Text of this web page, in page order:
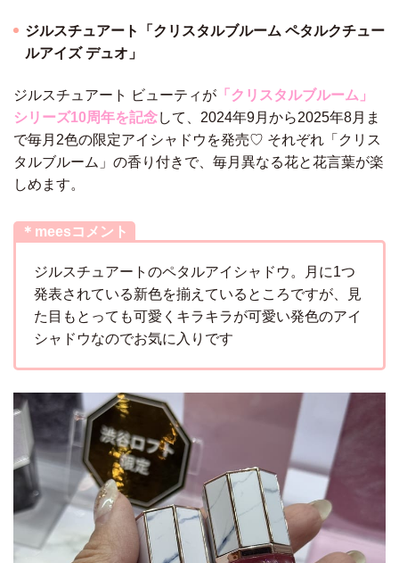
ジルスチュアート「クリスタルブルーム ペタルクチュー
ルアイズ デュオ」
ジルスチュアート ビューティが 「クリスタルブルーム」
シリーズ10周年を記念して、2024年9月から2025年8月ま
で毎月2色の限定アイシャドウを発売♡ それぞれ「クリス
タルブルーム」の香り付きで、毎月異なる花と花言葉が楽
しめます。
＊meesコメント
ジルスチュアートのペタルアイシャドウ。月に1つ
発表されている新色を揃えているところですが、見
た目もとっても可愛くキラキラが可愛い発色のアイ
シャドウなのでお気に入りです